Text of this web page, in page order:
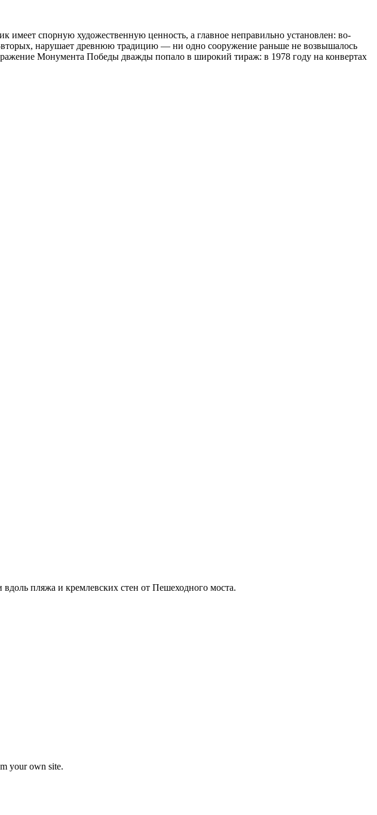
спорную художественную ценность, а главное неправильно установлен: во-
вторых, нарушает древнюю традицию — ни одно сооружение раньше не возвышалось
Монумента Победы дважды попало в широкий тираж: в 1978 году на конвертах
пляжа и кремлевских стен от Пешеходного моста.
your own site.